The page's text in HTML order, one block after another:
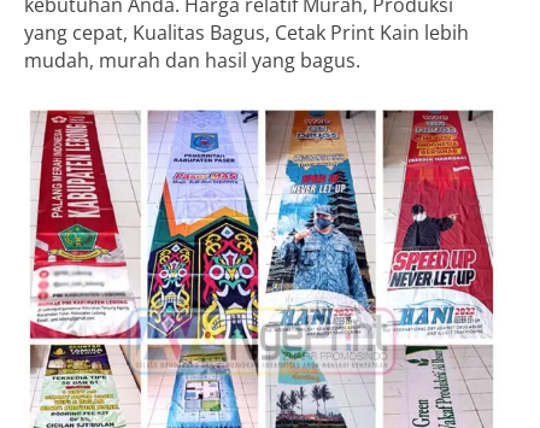
yang cepat, Kualitas Bagus, Cetak Print Kain lebih
mudah, murah dan hasil yang bagus.